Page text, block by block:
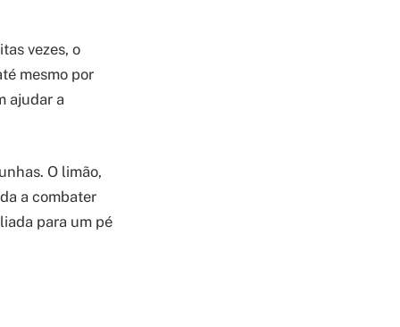
vezes, o
mesmo por
ajudar a
O limão,
a combater
para um pé